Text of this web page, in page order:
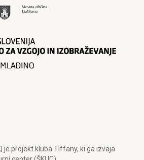
je projekt kluba Tiffany, ki ga izvaja